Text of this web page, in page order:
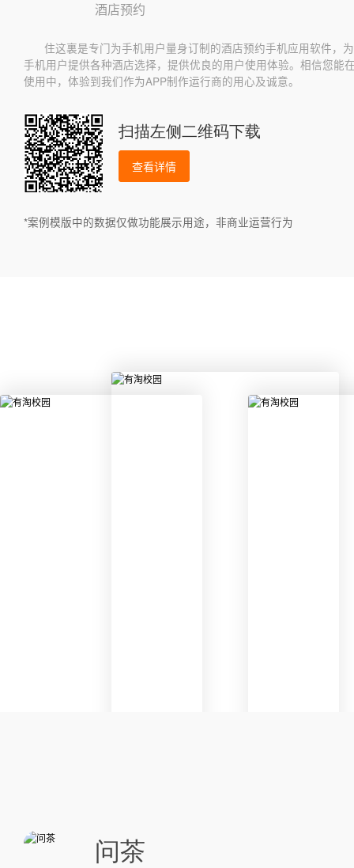
酒店预约
住这裏是专门为手机用户量身订制的酒店预约手机应用软件，为
手机用户提供各种酒店选择，提供优良的用户使用体验。相信您能
使用中，体验到我们作为APP制作运行商的用心及诚意。
扫描左侧二维码下载
查看详情
*案例模版中的数据仅做功能展示用途，非商业运营行为
问茶